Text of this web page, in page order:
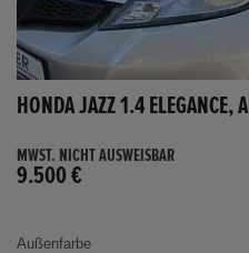
MWST. NICHT AUSWEISBAR
9.500 €
Außenfarbe